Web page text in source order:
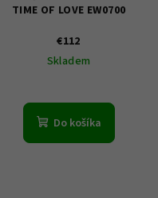
TIME OF LOVE EW0700
€112
Skladem
Do košíka